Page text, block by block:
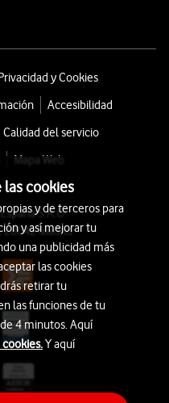
y Cookies
Accesibilidad
Calidad del servicio
Mapa Web
S.A.U.
28042 Madrid
las cookies
y de terceros para
y así mejorar tu
una publicidad más
las cookies
retirar tu
las funciones de tu
4 minutos. Aquí
Y aquí